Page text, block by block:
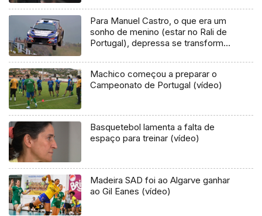
Para Manuel Castro, o que era um
sonho de menino (estar no Rali de
Portugal), depressa se transformou
Machico começou a preparar o
Campeonato de Portugal (vídeo)
Basquetebol lamenta a falta de
espaço para treinar (vídeo)
Madeira SAD foi ao Algarve ganhar
ao Gil Eanes (vídeo)